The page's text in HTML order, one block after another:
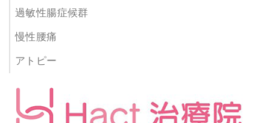
過敏性腸症候群
慢性腰痛
アトピー